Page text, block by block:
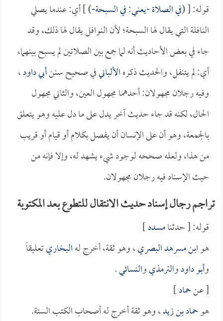
قوله: [ (في الصلاة -يعني: في السبحة-) ] أي: عندما يصلي
النافلة التي يقال لها السبحة؛ لأن النوافل يقال لها ذلك، وقد
جاء في بعض الأحاديث أنه لما جمع بين الصلاتين لم يسبح بينهما،
أي: لم يتنفل، والحديث ذكرهالألبانيفي صحيح سننأبي داود،
وفيه رجلان مجهولان: أحدهما مجهول العين، والثاني مجهول
الحال، لكنه قد جاء حديث آخر يدل على ما دل عليه وهو يتعلق
بالجمعة، وهو أن على الإنسان أن يفصل بكلام أو قيام أو قريب
من هذا، ولعله صححه لوجود شيء يشهد له، وإلا فإنه من
حيث الإسناد فيه رجلان مجهولان.
تراجم رجال إسناد حديث الانتقال للتطوع بعد المكتوبة
قوله: [ حدثنامسدد]
هوابن مسرهد البصري، وهو ثقة، أخرج لهالبخاريتعليقاً
وأبو داودوالترمذيوالنسائي.
[ عنحماد]
هوحماد بن زيد، وهو ثقة أخرج له أصحاب الكتب الستة.